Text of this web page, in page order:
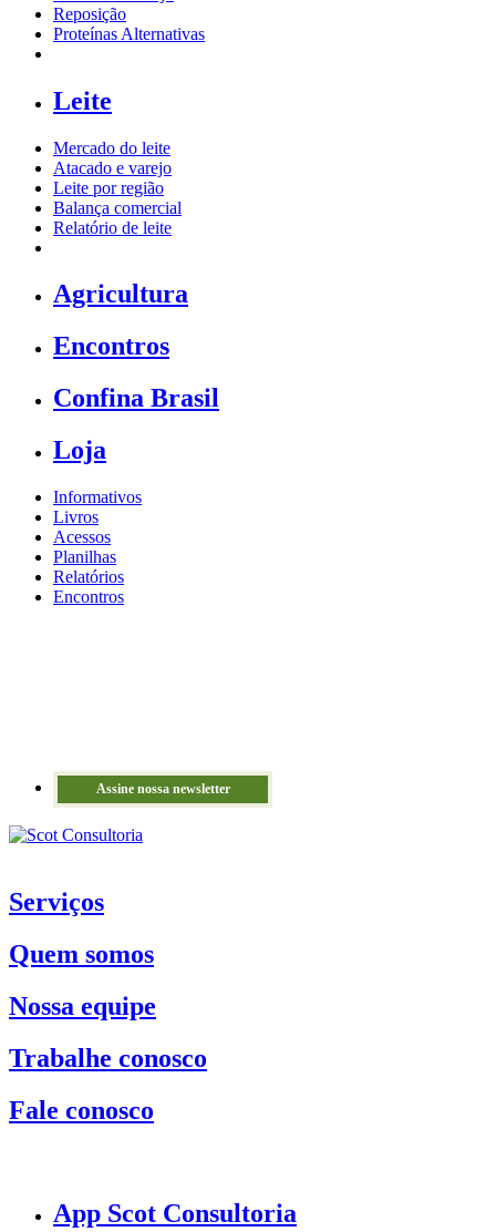
Reposição
Proteínas Alternativas
Leite
Mercado do leite
Atacado e varejo
Leite por região
Balança comercial
Relatório de leite
Agricultura
Encontros
Confina Brasil
Loja
Informativos
Livros
Acessos
Planilhas
Relatórios
Encontros
Assine nossa newsletter
Serviços
Quem somos
Nossa equipe
Trabalhe conosco
Fale conosco
App Scot Consultoria